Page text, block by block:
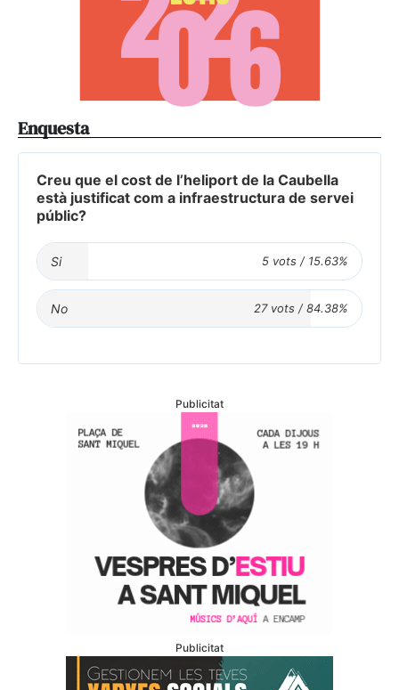
Enquesta
Creu que el cost de l’heliport de la Caubella
està justificat com a infraestructura de servei
públic?
Si
No
Publicitat
Publicitat